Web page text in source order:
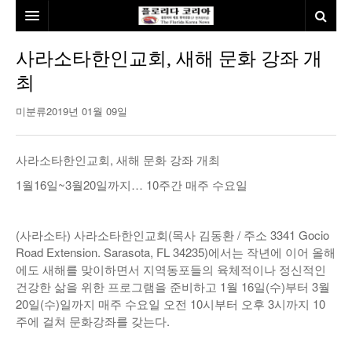
뉴스
이명덕칼럼
김선옥칼럼
김원동칼럼
100인선/독자광장
100인선
독자광장
여행
인근여행지
인터뷰/탐방
사라소타한인교회, 새해 문화 강좌 개
최
미분류2019년 01월 09일
사라소타한인교회, 새해 문화 강좌 개최
1월16일~3월20일까지… 10주간 매주 수요일
(사라소타) 사라소타한인교회(목사 김동환 / 주소 3341 Gocio
Road Extension. Sarasota, FL 34235)에서는 작년에 이어 올해
에도 새해를 맞이하면서 지역동포들의 육체적이나 정신적인
건강한 삶을 위한 프로그램을 준비하고 1월 16일(수)부터 3월
20일(수)일까지 매주 수요일 오전 10시부터 오후 3시까지 10
주에 걸쳐 문화강좌를 갖는다.